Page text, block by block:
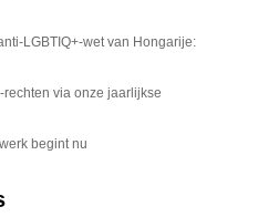
LGBTIQ+-wet van Hongarije:
rechten via onze jaarlijkse
begint nu